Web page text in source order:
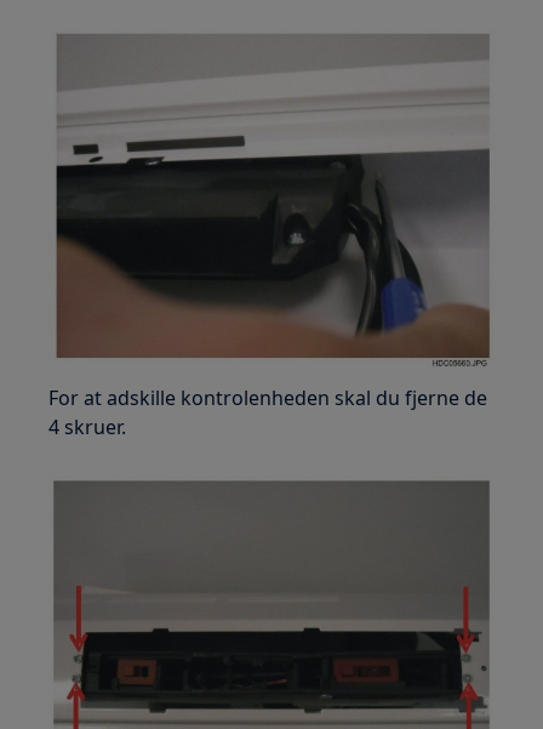
For at adskille kontrolenheden skal du fjerne de
4 skruer.